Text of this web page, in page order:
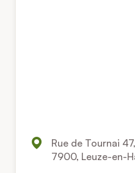
Rue de Tournai 47,
7900, Leuze-en-